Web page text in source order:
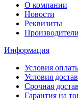
О компании
Новости
Реквизиты
Производители
Информация
Условия
Условия
Срочная
Гарантия на